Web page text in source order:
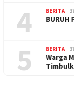
4 BERITA
BURUH
5 BERITA
Warga